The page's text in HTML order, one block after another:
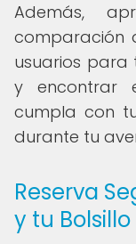
Además,
comparación
usuarios para
y encontrar
cumpla con
durante tu
Reserva
y tu Bolsillo